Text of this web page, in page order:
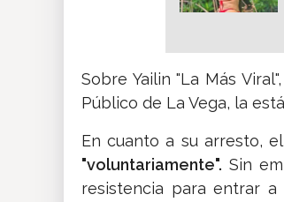
Sobre Yailin "La Más
Público de La Vega, la
En cuanto a su arresto,
"voluntariamente". Sin
resistencia para entrar